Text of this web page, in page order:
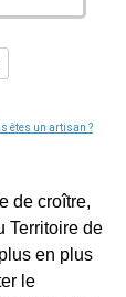
êtes un artisan ?
de croître,
Territoire de
en plus
le